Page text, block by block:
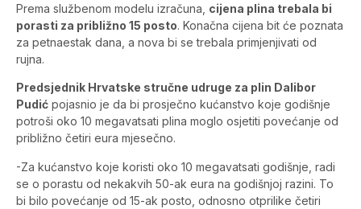
Prema službenom modelu izračuna, cijena plina trebala bi
porasti za približno 15 posto. Konačna cijena bit će poznata
za petnaestak dana, a nova bi se trebala primjenjivati od
rujna.
Predsjednik Hrvatske stručne udruge za plin Dalibor
Pudić pojasnio je da bi prosječno kućanstvo koje godišnje
potroši oko 10 megavatsati plina moglo osjetiti povećanje od
približno četiri eura mjesečno.
-Za kućanstvo koje koristi oko 10 megavatsati godišnje, radi
se o porastu od nekakvih 50-ak eura na godišnjoj razini. To
bi bilo povećanje od 15-ak posto, odnosno otprilike četiri